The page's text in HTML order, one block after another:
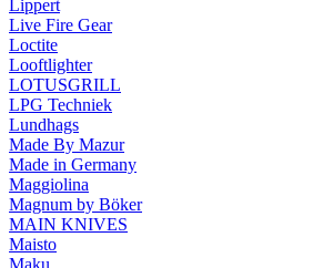
Lippert
Live Fire Gear
Loctite
Looftlighter
LOTUSGRILL
LPG Techniek
Lundhags
Made By Mazur
Made in Germany
Maggiolina
Magnum by Böker
MAIN KNIVES
Maisto
Maku